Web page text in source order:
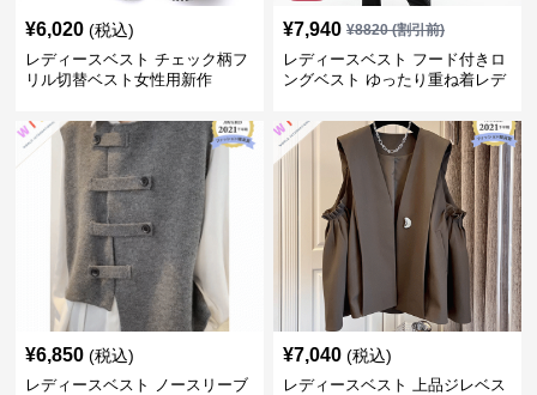
¥6,020 (税込)
レディースベスト チェック柄フ
リル切替ベスト女性用新作
¥7,940 ¥8820(割引前)
レディースベスト フード付きロ
ングベスト ゆったり重ね着レデ
¥6,850 (税込)
レディースベスト ノースリーブ
¥7,040 (税込)
レディースベスト 上品ジレベス